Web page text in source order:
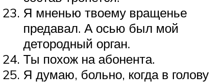
Я мненью твоему вращенье
предавал. А осью был мой
детородный орган.
Ты похож на абонента.
Я думаю, больно, когда в голову